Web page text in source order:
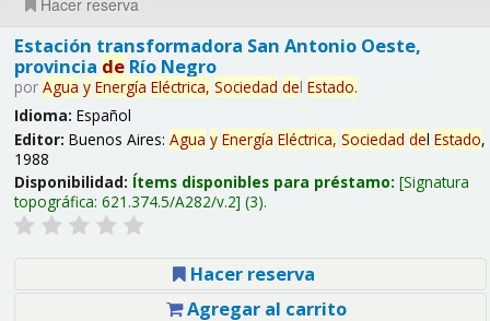
Hacer reserva
Estación transformadora San Antonio Oeste,
provincia deRío Negro
por Agua y Energía Eléctrica, Sociedad del Estado.
Idioma: Español
Editor: Buenos Aires: Agua y Energía Eléctrica, Sociedad del Estado,
1988
Disponibilidad: Ítems disponibles para préstamo: Signatura
topográfica: 621.374.5/A282/v.2 (3).
Hacer reserva
Agregar al carrito